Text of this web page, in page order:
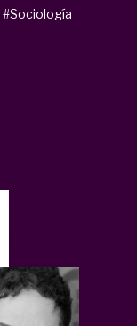
#Sociología